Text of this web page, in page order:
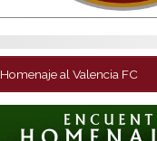
Homenaje al Valencia FC